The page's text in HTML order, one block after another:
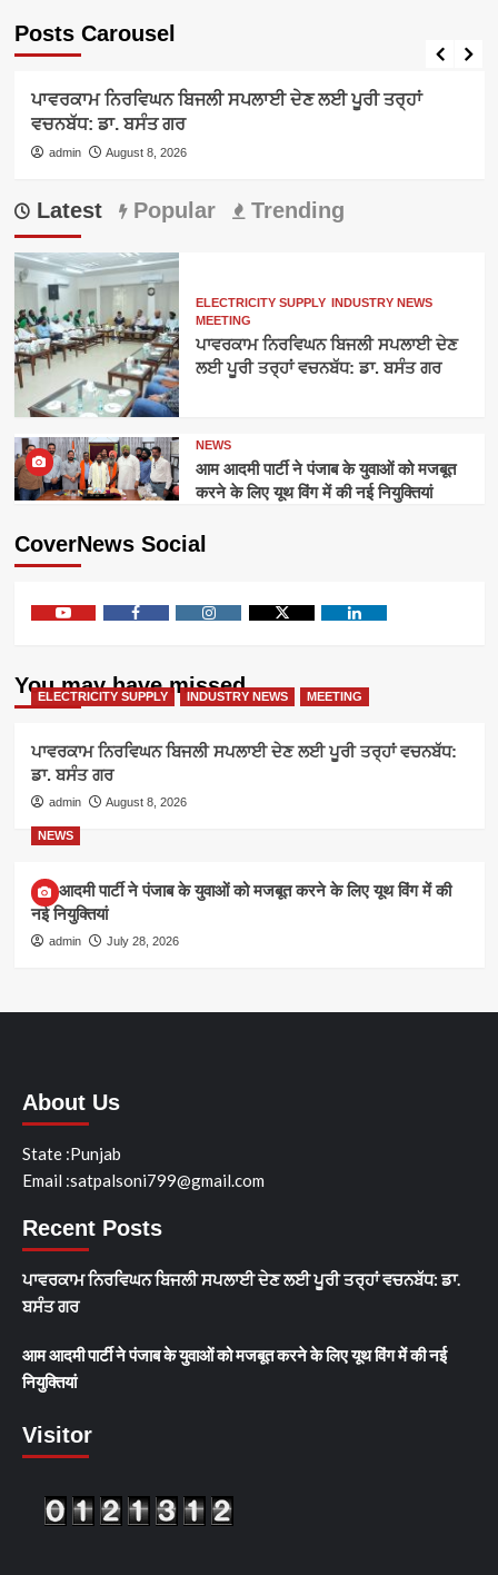
Posts Carousel
ELECTRICITY SUPPLY
ਪਾਵਰਕਾਮ ਨਿਰਵਿਘਨ ਬਿਜਲੀ ਸਪਲਾਈ ਦੇਣ ਲਈ ਪੂਰੀ ਤਰ੍ਹਾਂ
ਵਚਨਬੱਧ: ਡਾ. ਬਸੰਤ ਗਰ
admin August 8, 2026
Latest Popular Trending
ELECTRICITY SUPPLY INDUSTRY NEWS
MEETING
ਪਾਵਰਕਾਮ ਨਿਰਵਿਘਨ ਬਿਜਲੀ ਸਪਲਾਈ ਦੇਣ
ਲਈ ਪੂਰੀ ਤਰ੍ਹਾਂ ਵਚਨਬੱਧ: ਡਾ. ਬਸੰਤ ਗਰ
NEWS
आम आदमी पार्टी ने पंजाब के युवाओं को मजबूत
करने के लिए यूथ विंग में की नई नियुक्तियां
CoverNews Social
You may have missed
ELECTRICITY SUPPLY INDUSTRY NEWS MEETING
ਪਾਵਰਕਾਮ ਨਿਰਵਿਘਨ ਬਿਜਲੀ ਸਪਲਾਈ ਦੇਣ ਲਈ ਪੂਰੀ ਤਰ੍ਹਾਂ ਵਚਨਬੱਧ:
ਡਾ. ਬਸੰਤ ਗਰ
admin August 8, 2026
NEWS
आम आदमी पार्टी ने पंजाब के युवाओं को मजबूत करने के लिए यूथ विंग में की
नई नियुक्तियां
admin July 28, 2026
About Us
State :Punjab
Email :satpalsoni799@gmail.com
Recent Posts
ਪਾਵਰਕਾਮ ਨਿਰਵਿਘਨ ਬਿਜਲੀ ਸਪਲਾਈ ਦੇਣ ਲਈ ਪੂਰੀ ਤਰ੍ਹਾਂ ਵਚਨਬੱਧ: ਡਾ.
ਬਸੰਤ ਗਰ
आम आदमी पार्टी ने पंजाब के युवाओं को मजबूत करने के लिए यूथ विंग में की नई
नियुक्तियां
Visitor